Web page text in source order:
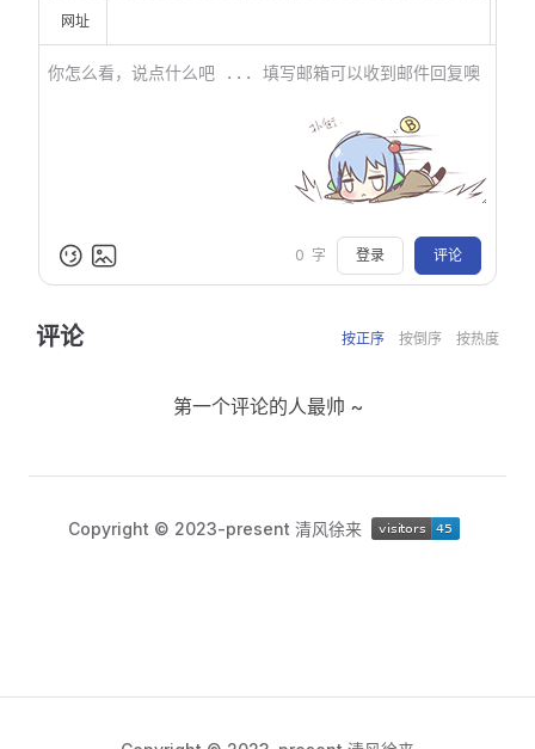
网址
0 字 登录 评论
评论 按正序 按倒序 按热度
第一个评论的人最帅 ~
Copyright © 2023-present 清风徐来